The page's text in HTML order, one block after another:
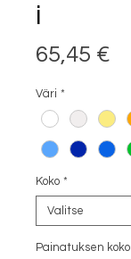
i
65,45 €
Väri *
Koko *
Painatuksen koko